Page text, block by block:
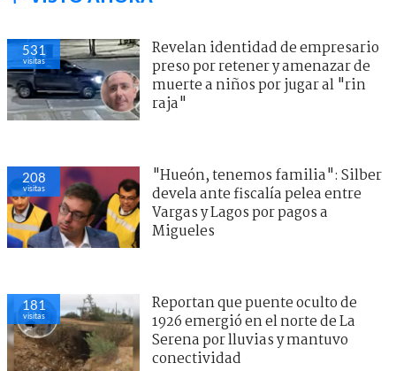
531
visitas
Revelan identidad de empresario
preso por retener y amenazar de
muerte a niños por jugar al "rin
raja"
208
visitas
"Hueón, tenemos familia": Silber
devela ante fiscalía pelea entre
Vargas y Lagos por pagos a
Migueles
181
visitas
Reportan que puente oculto de
1926 emergió en el norte de La
Serena por lluvias y mantuvo
conectividad